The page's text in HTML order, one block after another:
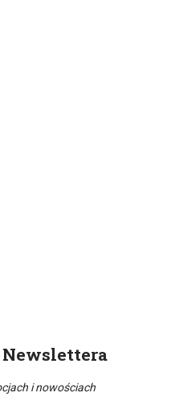
Newslettera
i nowościach